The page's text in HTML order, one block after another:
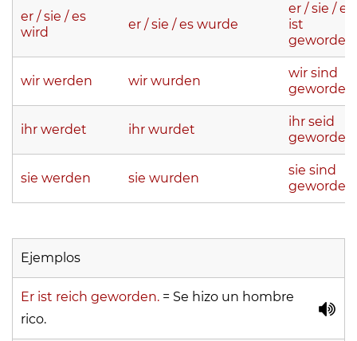
er / sie / es
wird
er / sie / es wurde
er / sie / es
ist
geworden
wir werden wir wurden
wir sind
geworden
ihr werdet ihr wurdet
ihr seid
geworden
sie werden sie wurden
sie sind
geworden
Ejemplos
Er ist reich geworden. = Se hizo un hombre
rico.